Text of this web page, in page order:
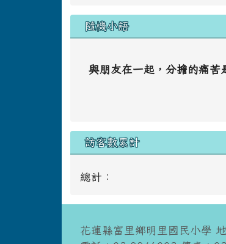
隨機小語
與朋友在一起，分擔的痛苦
訪客數累計
總計：
花蓮縣富里鄉明里國民小學